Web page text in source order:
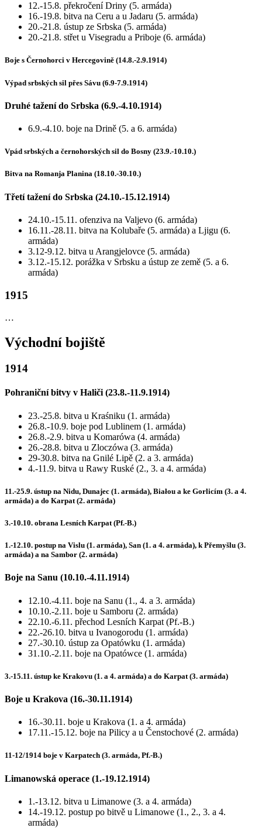
12.-15.8. překročení Driny (5. armáda)
16.-19.8. bitva na Ceru a u Jadaru (5. armáda)
20.-21.8. ústup ze Srbska (5. armáda)
20.-21.8. střet u Visegradu a Priboje (6. armáda)
Boje s Černohorci v Hercegovině (14.8.-2.9.1914)
Výpad srbských sil přes Sávu (6.9-7.9.1914)
Druhé tažení do Srbska (6.9.-4.10.1914)
6.9.-4.10. boje na Drině (5. a 6. armáda)
Vpád srbských a černohorských sil do Bosny (23.9.-10.10.)
Bitva na Romanja Planina (18.10.-30.10.)
Třetí tažení do Srbska (24.10.-15.12.1914)
24.10.-15.11. ofenziva na Valjevo (6. armáda)
16.11.-28.11. bitva na Kolubaře (5. armáda) a Ljigu (6.
armáda)
3.12-9.12. bitva u Arangjelovce (5. armáda)
3.12.-15.12. porážka v Srbsku a ústup ze země (5. a 6.
armáda)
1915
…
Východní bojiště
1914
Pohraniční bitvy v Haliči (23.8.-11.9.1914)
23.-25.8. bitva u Kraśniku (1. armáda)
26.8.-10.9. boje pod Lublinem (1. armáda)
26.8.-2.9. bitva u Komarówa (4. armáda)
26.-28.8. bitva u Zloczówa (3. armáda)
29-30.8. bitva na Gnilé Lipě (2. a 3. armáda)
4.-11.9. bitva u Rawy Ruské (2., 3. a 4. armáda)
11.-25.9. ústup na Nidu, Dunajec (1. armáda), Białou a ke Gorlicím (3. a 4.
armáda) a do Karpat (2. armáda)
3.-10.10. obrana Lesních Karpat (Pf.-B.)
1.-12.10. postup na Vislu (1. armáda), San (1. a 4. armáda), k Přemyšlu (3.
armáda) a na Sambor (2. armáda)
Boje na Sanu (10.10.-4.11.1914)
12.10.-4.11. boje na Sanu (1., 4. a 3. armáda)
10.10.-2.11. boje u Samboru (2. armáda)
22.10.-6.11. přechod Lesních Karpat (Pf.-B.)
22.-26.10. bitva u Ivanogorodu (1. armáda)
27.-30.10. ústup za Opatówku (1. armáda)
31.10.-2.11. boje na Opatówce (1. armáda)
3.-15.11. ústup ke Krakovu (1. a 4. armáda) a do Karpat (3. armáda)
Boje u Krakova (16.-30.11.1914)
16.-30.11. boje u Krakova (1. a 4. armáda)
17.11.-15.12. boje na Pilicy a u Čenstochové (2. armáda)
11-12/1914 boje v Karpatech (3. armáda, Pf.-B.)
Limanowská operace (1.-19.12.1914)
1.-13.12. bitva u Limanowe (3. a 4. armáda)
14.-19.12. postup po bitvě u Limanowe (1., 2., 3. a 4.
armáda)